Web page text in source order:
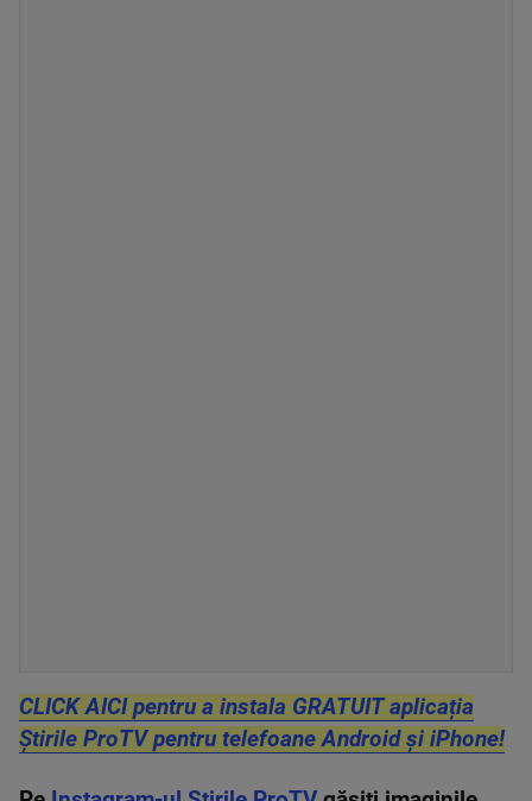
CLICK AICI pentru a instala GRATUIT aplicația
Știrile ProTV pentru telefoane Android și iPhone!